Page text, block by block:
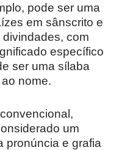
pode ser uma
em sânscrito e
com
específico
ser uma sílaba
nome.
um
pronúncia e grafia